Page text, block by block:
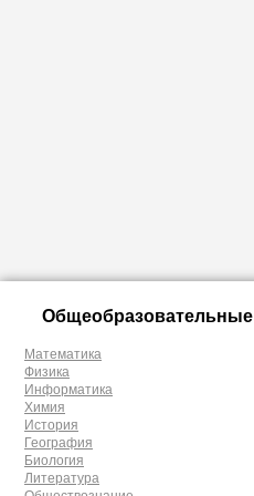
Математика
Физика
Информатика
Химия
История
География
Биология
Литература